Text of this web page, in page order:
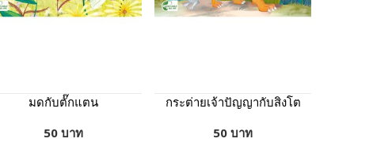
มดกับตั๊กแตน
50 บาท
กระต่ายเจ้าปัญญากับสิงโต
50 บาท